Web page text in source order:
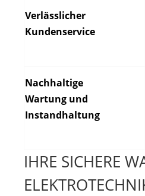
Verlässlicher
Kundenservice
Nachhaltige
Wartung und
Instandhaltung
IHRE SICHERE